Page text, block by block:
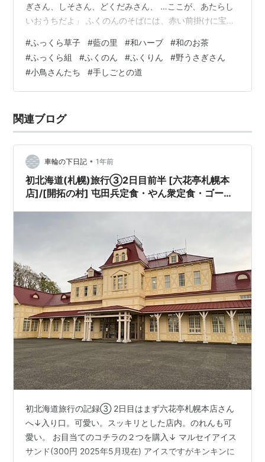
ぎさん、しそさん、どくだみさん、 …ここが、あたらし
いおうちだよ」 ふくのんのそばには、赤い前掛けに宝来
の人々の知恵の宝箱じゃな。 お茶にしてよし、お風呂に
いれてもよし。ふくふくの香りでございますなぁ…」 そ
こへやってきたのは、ぴょんぴょん跳ねる野うさぎさ
ん。 「おや、今日もいい香り！ふくのんの畑は、まるで
した。 そしてもうひとつ――…
#ふっくら草子 #藍の里 #和ハーブ #和のお茶
#ふっくら組 #ふくのん #ふくりん #野うさぎさん
#小鳥さんたち #手しごとの道
関連ブログ
車輪の下日記 • 1年前
初北海道(札幌)旅行③2日目前半 [六花亭札幌本
店]/[開拓の村] 屯田兵定食・やん衆定食・ゴール
初北海道旅行の記録③ 2日目はまず六花亭札幌本店さん
へ↓入り口。可愛い。スッキリとした店内。のれんも可
愛い。 お目当てのコチラの２つを購入↓ マルセイアイス
サンド(300円 2025年5月現在) アイスですがキンキンに